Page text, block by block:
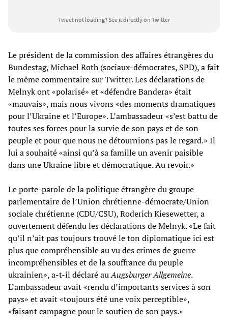
Tweet not loading?See it directly on Twitter
Le président de la commission des affaires étrangères du
Bundestag, Michael Roth (sociaux-démocrates, SPD), a fait
le même commentaire sur Twitter. Les déclarations de
Melnyk ont «polarisé» et «défendre Bandera» était
«mauvais», mais nous vivons «des moments dramatiques
pour l’Ukraine et l’Europe». L’ambassadeur «s’est battu de
toutes ses forces pour la survie de son pays et de son
peuple et pour que nous ne détournions pas le regard.» Il
lui a souhaité «ainsi qu’à sa famille un avenir paisible
dans une Ukraine libre et démocratique. Au revoir.»
Le porte-parole de la politique étrangère du groupe
parlementaire de l’Union chrétienne-démocrate/Union
sociale chrétienne (CDU/CSU), Roderich Kiesewetter, a
ouvertement défendu les déclarations de Melnyk. «Le fait
qu’il n’ait pas toujours trouvé le ton diplomatique ici est
plus que compréhensible au vu des crimes de guerre
incompréhensibles et de la souffrance du peuple
ukrainien», a-t-il déclaré auAugsburger Allgemeine.
L’ambassadeur avait «rendu d’importants services à son
pays» et avait «toujours été une voix perceptible»,
«faisant campagne pour le soutien de son pays.»